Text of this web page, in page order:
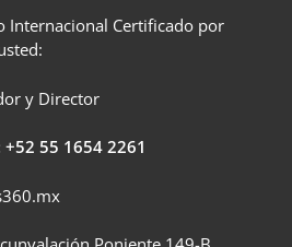
Internacional Certificado por
y Director
+52 55 1654 2261